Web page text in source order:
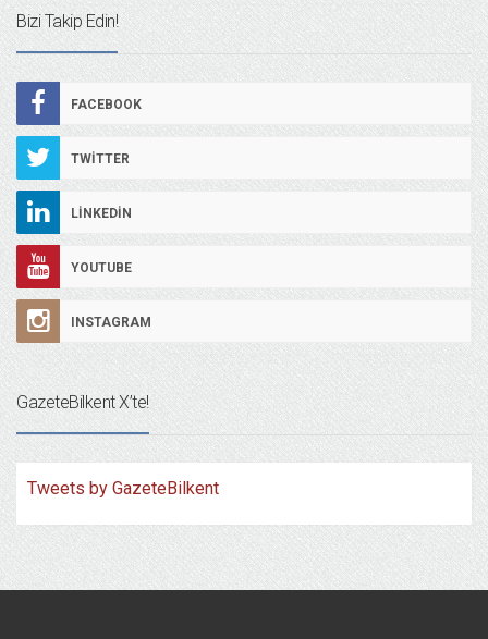
Bizi Takip Edin!
FACEBOOK
TWITTER
LINKEDIN
YOUTUBE
INSTAGRAM
GazeteBilkent X’te!
Tweets by GazeteBilkent